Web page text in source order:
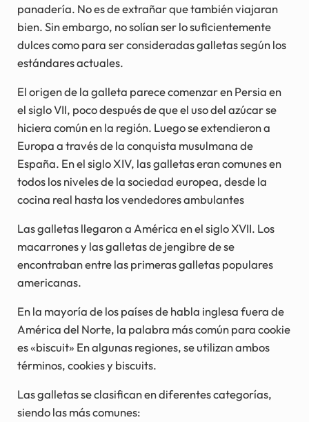
panadería. No es de extrañar que también viajaran
bien. Sin embargo, no solían ser lo suficientemente
dulces como para ser consideradas galletas según los
estándares actuales.
El origen de la galleta parece comenzar en Persia en
el siglo VII, poco después de que el uso del azúcar se
hiciera común en la región. Luego se extendieron a
Europa a través de la conquista musulmana de
España. En el siglo XIV, las galletas eran comunes en
todos los niveles de la sociedad europea, desde la
cocina real hasta los vendedores ambulantes
Las galletas llegaron a América en el siglo XVII. Los
macarrones y las galletas de jengibre de se
encontraban entre las primeras galletas populares
americanas.
En la mayoría de los países de habla inglesa fuera de
América del Norte, la palabra más común para cookie
es «biscuit» En algunas regiones, se utilizan ambos
términos, cookies y biscuits.
Las galletas se clasifican en diferentes categorías,
siendo las más comunes: